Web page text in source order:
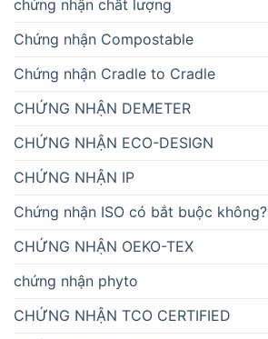
chứng nhận chất lượng
Chứng nhận Compostable
Chứng nhận Cradle to Cradle
CHỨNG NHẬN DEMETER
CHỨNG NHẬN ECO-DESIGN
CHỨNG NHẬN IP
Chứng nhận ISO có bắt buộc không?
CHỨNG NHẬN OEKO-TEX
chứng nhận phyto
CHỨNG NHẬN TCO CERTIFIED